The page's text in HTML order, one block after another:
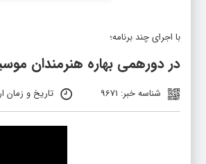
با اجرای چند برنامه؛
در دورهمی بهاره هنرمندان
شناسه خبر: 9671 تاریخ و زمان ارسال: 14 آوریل